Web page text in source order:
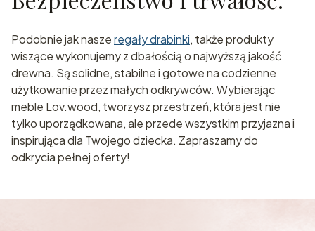
Podobnie jak naszeregały drabinki, także produkty
wiszące wykonujemy z dbałością o najwyższą jakość
drewna. Są solidne, stabilne i gotowe na codzienne
użytkowanie przez małych odkrywców. Wybierając
meble Lov.wood, tworzysz przestrzeń, która jest nie
tylko uporządkowana, ale przede wszystkim przyjazna i
inspirująca dla Twojego dziecka. Zapraszamy do
odkrycia pełnej oferty!